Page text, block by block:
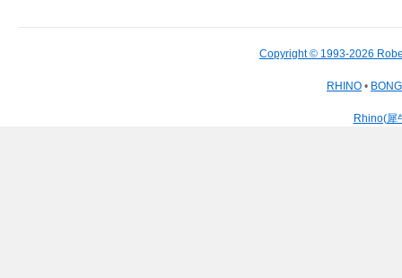
Copyright © 1993-2026
RHINO •
Rhino(犀